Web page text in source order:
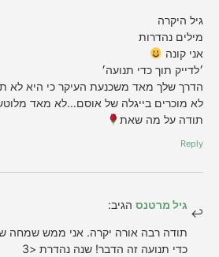
גיל היקרה
מילים נהדרות
אני קונה
׳לדייק תוך כדי תנועה׳
הדרך שלך מאד משכנעת העיקר כי היא לא
לא מוכרים בייגלה של אוסם…לא מאד מלוטש –
תודה על מה שאת
Reply
גיל מרטנס הגיב:
תודה רבה אורה יקרה. אני ממש שמחה
כדי תנועה זה הדבר! שנה נהדרת <3